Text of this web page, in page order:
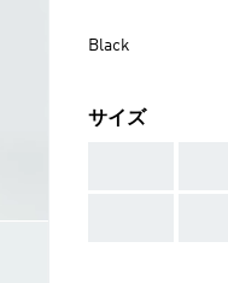
Black
サイズ